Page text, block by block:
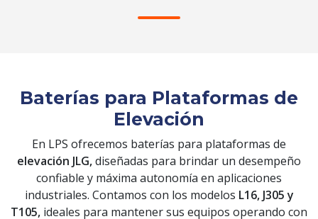
Baterías para Plataformas de
Elevación
En LPS ofrecemos baterías para plataformas de
elevación JLG,diseñadas para brindar un desempeño
confiable y máxima autonomía en aplicaciones
industriales. Contamos con los modelos L16, J305 y
T105, ideales para mantener sus equipos operando con